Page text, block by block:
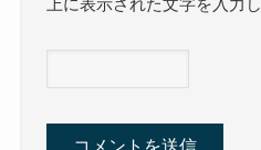
上に表示された文字を入力